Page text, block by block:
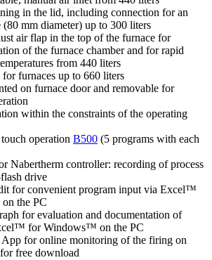
in the lid, including connection for an
(80 mm diameter) up to 300 liters
air flap in the top of the furnace for
of the furnace chamber and for rapid
from 440 liters
furnaces up to 660 liters
on furnace door and removable for
within the constraints of the operating
operation B500 (5 programs with each
Nabertherm controller: recording of process
drive
for convenient program input via Excel™
the PC
for evaluation and documentation of
for Windows™ on the PC
for online monitoring of the firing on
free download